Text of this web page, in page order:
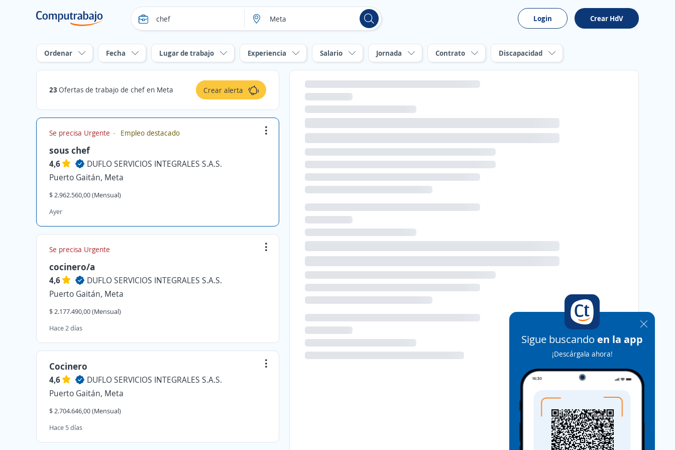
Login Crear HdV
Ordenar Fecha Lugar de trabajo Experiencia Salario Jornada Contrato Discapacidad
23 Ofertas de trabajo de chef en Meta Crear alerta
Se precisa Urgente Empleo destacado
sous chef
4,6
DUFLO SERVICIOS INTEGRALES S.A.S.
Puerto Gaitán, Meta
$ 2.962.560,00 (Mensual)
Ayer
Se precisa Urgente
cocinero/a
4,6
DUFLO SERVICIOS INTEGRALES S.A.S.
Puerto Gaitán, Meta
$ 2.177.490,00 (Mensual)
Hace 2 días
Cocinero
4,6
DUFLO SERVICIOS INTEGRALES S.A.S.
Puerto Gaitán, Meta
$ 2.704.646,00 (Mensual)
Hace 5 días
Sigue buscando en la app
¡Descárgala ahora!